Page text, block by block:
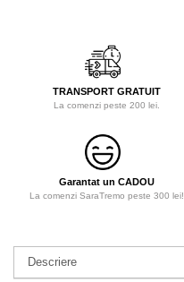
TRANSPORT GRATUIT
La comenzi peste 200 lei.
Garantat un CADOU
La comenzi SaraTremo peste 300 lei!
Descriere